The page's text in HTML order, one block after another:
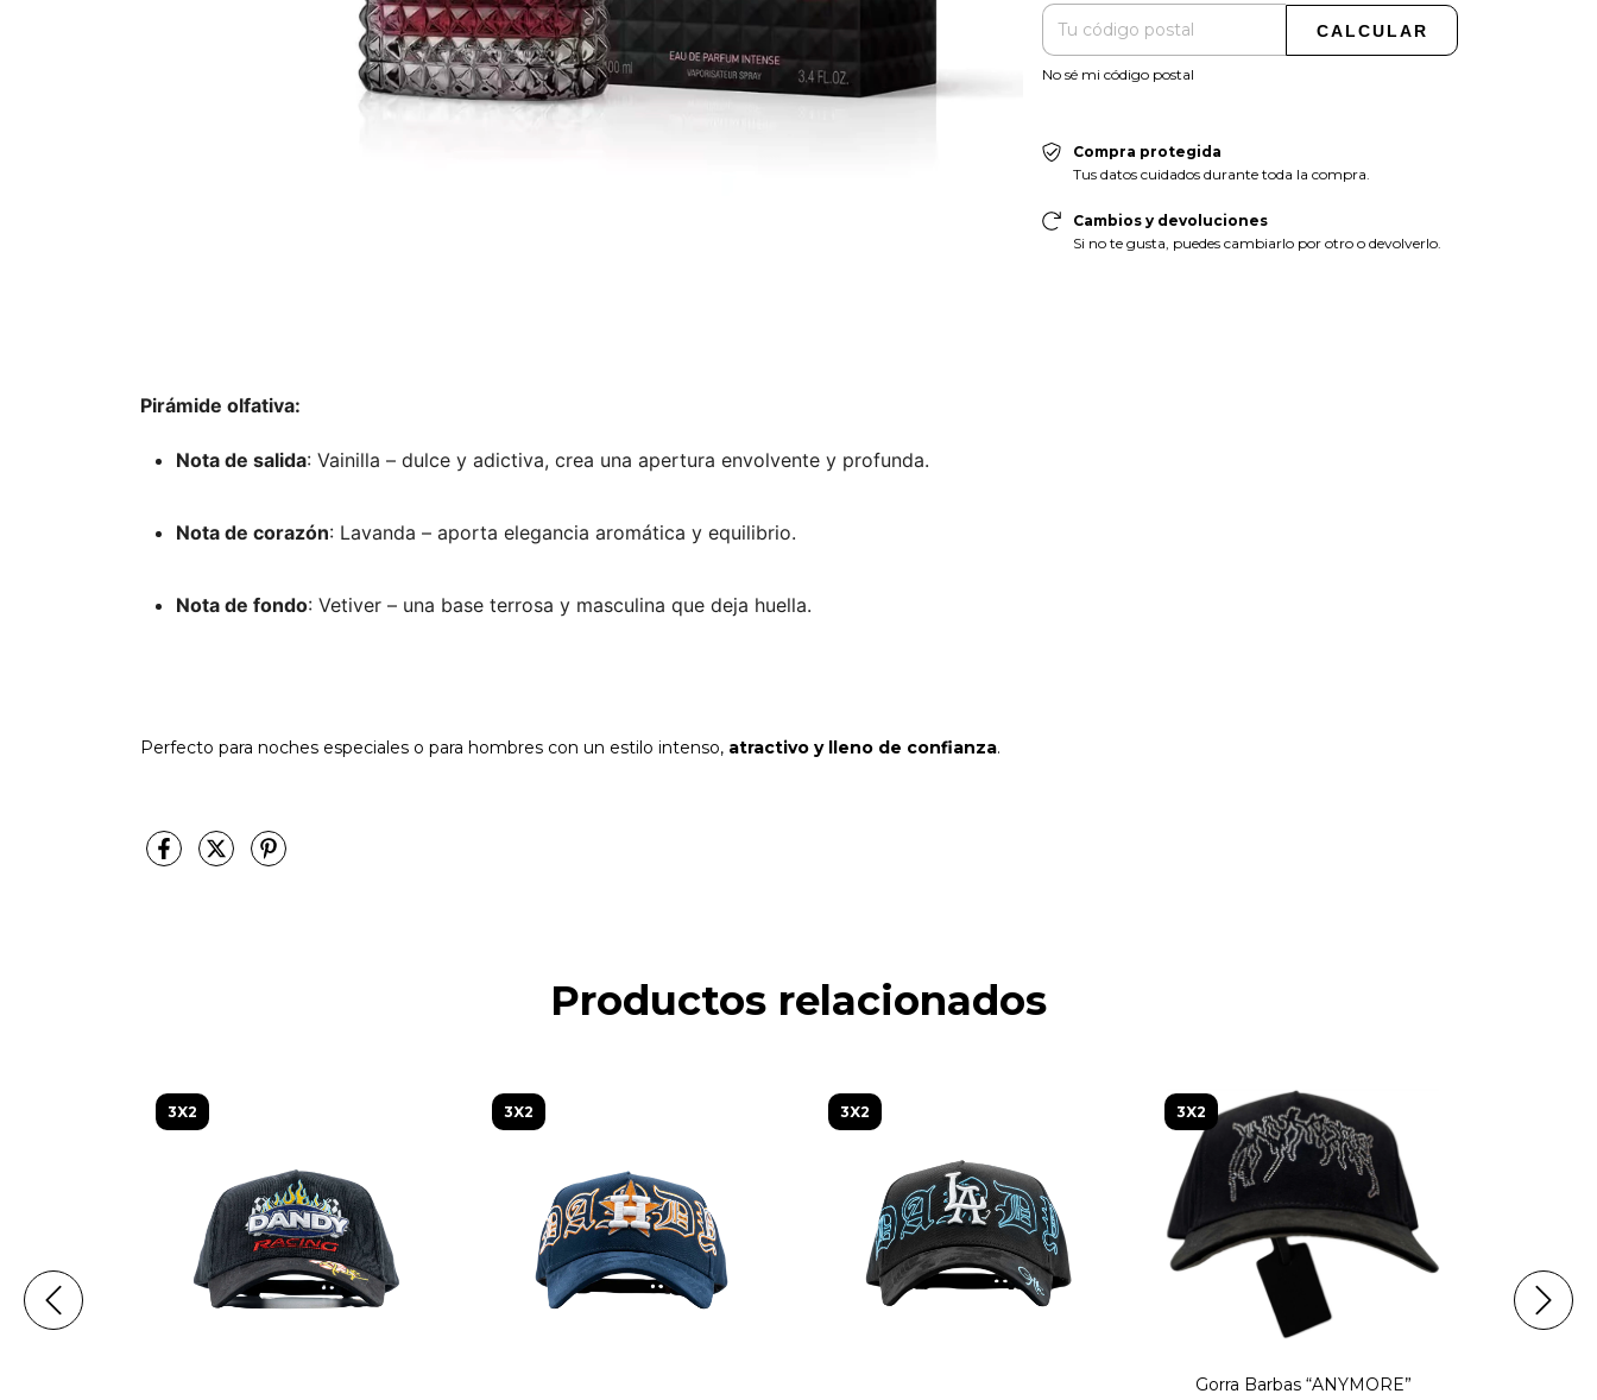
Pirámide olfativa:
Nota de salida: Vainilla – dulce y adictiva, crea una apertura envolvente y profunda.
Nota de corazón: Lavanda – aporta elegancia aromática y equilibrio.
Nota de fondo: Vetiver – una base terrosa y masculina que deja huella.
Perfecto para noches especiales o para hombres con un estilo intenso, atractivo y lleno de confianza.
CALCULAR
No sé mi código postal
Compra protegida
Tus datos cuidados durante toda la compra.
Cambios y devoluciones
Si no te gusta, puedes cambiarlo por otro o devolverlo.
Productos relacionados
3X2 3X2 3X2 3X2
Gorra Barbas “ANYMORE”